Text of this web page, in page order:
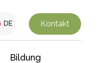
DE Kontakt
Bildung